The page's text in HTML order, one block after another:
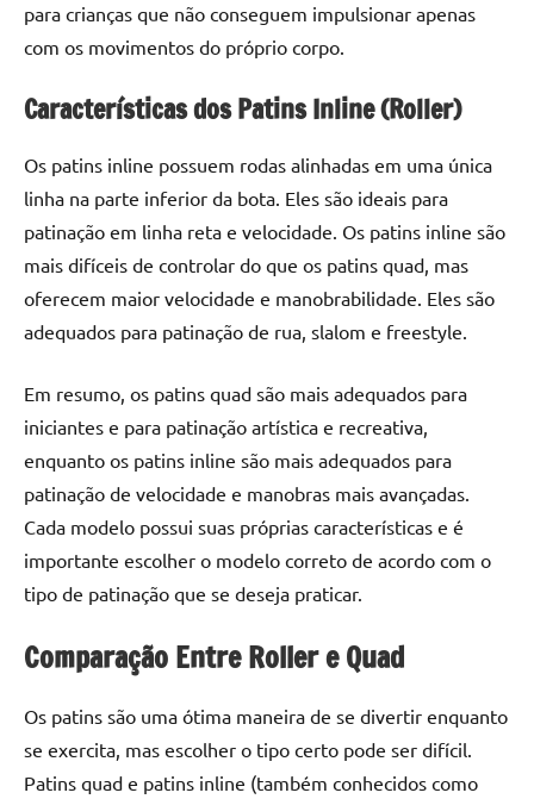
para crianças que não conseguem impulsionar apenas
com os movimentos do próprio corpo.
Características dos Patins Inline (Roller)
Os patins inline possuem rodas alinhadas em uma única
linha na parte inferior da bota. Eles são ideais para
patinação em linha reta e velocidade. Os patins inline são
mais difíceis de controlar do que os patins quad, mas
oferecem maior velocidade e manobrabilidade. Eles são
adequados para patinação de rua, slalom e freestyle.
Em resumo, os patins quad são mais adequados para
iniciantes e para patinação artística e recreativa,
enquanto os patins inline são mais adequados para
patinação de velocidade e manobras mais avançadas.
Cada modelo possui suas próprias características e é
importante escolher o modelo correto de acordo com o
tipo de patinação que se deseja praticar.
Comparação Entre Roller e Quad
Os patins são uma ótima maneira de se divertir enquanto
se exercita, mas escolher o tipo certo pode ser difícil.
Patins quad e patins inline (também conhecidos como